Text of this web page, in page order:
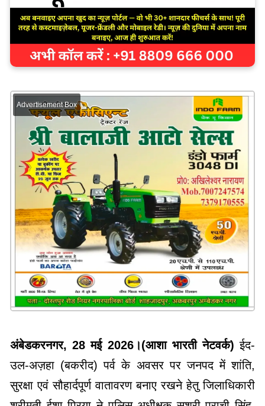
Advertisement Box
अंबेडकरनगर, 28 मई 2026।(आशा भारती नेटवर्क)ईद-
उल-अज़हा (बकरीद) पर्व के अवसर पर जनपद में शांति,
सुरक्षा एवं सौहार्दपूर्ण वातावरण बनाए रखने हेतु जिलाधिकारी